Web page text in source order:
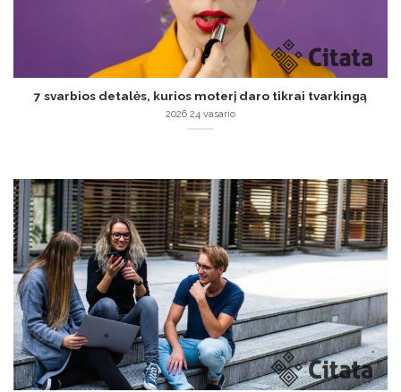
7 svarbios detalės, kurios moterį daro tikrai tvarkingą
2026 24 vasario